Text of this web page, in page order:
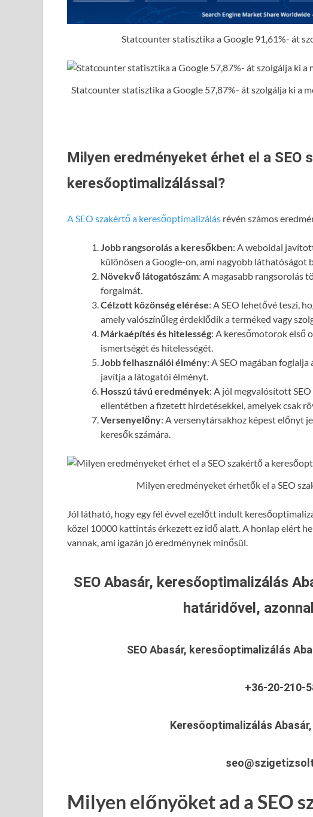
Statcounter statisztika a Google 91,61%- át
Statcounter statisztika a Google 57,87%- át szolgálja ki a
Milyen eredményeket érhet el a SEO
keresőoptimalizálással?
A SEO szakértő a keresőoptimalizálás révén számos
Jobb rangsorolás a keresőkben: A weboldal
különösen a Google-on, ami nagyobb láthatóságot
Növekvő látogatószám: A magasabb rangsorolás
forgalmát.
Célzott közönség elérése: A SEO lehetővé teszi,
amely valószínűleg érdeklődik a terméked vagy
Márkaépítés és hitelesség: A keresőmotorok első
ismertségét és hitelességét.
Jobb felhasználói élmény: A SEO magában
javítja a látogatói élményt.
Hosszú távú eredmények: A jól megvalósított
ellentétben a fizetett hirdetésekkel, amelyek csak
Versenyelőny: A versenytársakhoz képest előnyt
keresők számára.
Milyen eredményeket érhetők el a SEO
Jól látható, hogy egy fél évvel ezelőtt indult
közel 10000 kattintás érkezett ez idő alatt. A honlap elért
vannak, ami igazán jó eredménynek minősül.
SEO Abasár, keresőoptimalizálás
határidővel,
SEO Abasár, keresőoptimalizálás
+36-20-210-
Keresőoptimalizálás Abasár,
Milyen előnyöket ad a SEO